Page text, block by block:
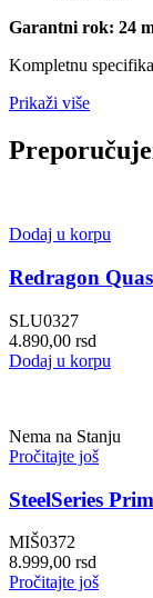
Garantni rok: 24
Kompletnu
Prikaži više
Dodaj u korpu
Redragon
SLU0327
4.890,00 rsd
Dodaj u korpu
Nema na Stanju
Pročitajte još
SteelSeries
MIŠ0372
8.999,00 rsd
Pročitajte još